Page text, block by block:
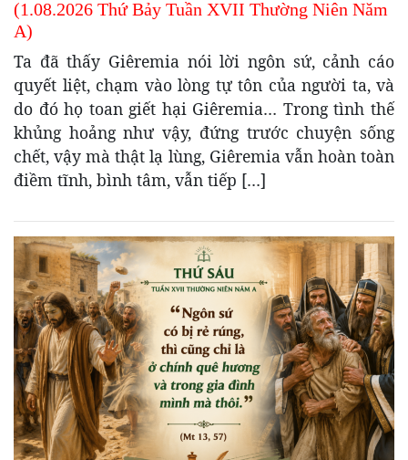
(1.08.2026 Thứ Bảy Tuần XVII Thường Niên Năm
A)
Ta đã thấy Giêremia nói lời ngôn sứ, cảnh cáo
quyết liệt, chạm vào lòng tự tôn của người ta, và
do đó họ toan giết hại Giêremia… Trong tình thế
khủng hoảng như vậy, đứng trước chuyện sống
chết, vậy mà thật lạ lùng, Giêremia vẫn hoàn toàn
điềm tĩnh, bình tâm, vẫn tiếp […]